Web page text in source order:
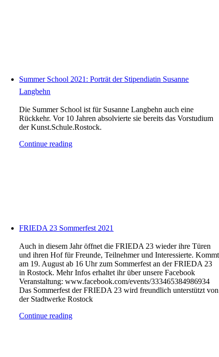
Summer School 2021: Porträt der Stipendiatin Susanne
Langbehn
Die Summer School ist für Susanne Langbehn auch eine
Rückkehr. Vor 10 Jahren absolvierte sie bereits das Vorstudium
der Kunst.Schule.Rostock.
Continue reading
FRIEDA 23 Sommerfest 2021
Auch in diesem Jahr öffnet die FRIEDA 23 wieder ihre Türen
und ihren Hof für Freunde, Teilnehmer und Interessierte. Kommt
am 19. August ab 16 Uhr zum Sommerfest an der FRIEDA 23
in Rostock. Mehr Infos erhaltet ihr über unsere Facebook
Veranstaltung: www.facebook.com/events/333465384986934
Das Sommerfest der FRIEDA 23 wird freundlich unterstützt von
der Stadtwerke Rostock
Continue reading